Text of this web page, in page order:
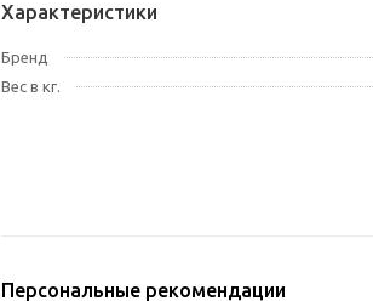
Характеристики
Бренд
Вес в кг.
Персональные рекомендации